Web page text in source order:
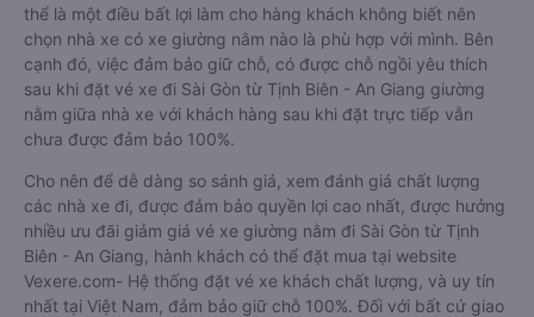
thể là một điều bất lợi làm cho hàng khách không biết nên
chọn nhà xe có xe giường nằm nào là phù hợp với mình. Bên
cạnh đó, việc đảm bảo giữ chỗ, có được chỗ ngồi yêu thích
sau khi đặt vé xe đi Sài Gòn từ Tịnh Biên - An Giang giường
nằm giữa nhà xe với khách hàng sau khi đặt trực tiếp vẫn
chưa được đảm bảo 100%.
Cho nên để dễ dàng so sánh giá, xem đánh giá chất lượng
các nhà xe đi, được đảm bảo quyền lợi cao nhất, được hưởng
nhiều ưu đãi giảm giá vé xe giường nằm đi Sài Gòn từ Tịnh
Biên - An Giang, hành khách có thể đặt mua tại website
Vexere.com- Hệ thống đặt vé xe khách chất lượng, và uy tín
nhất tại Việt Nam, đảm bảo giữ chỗ 100%. Đối với bất cứ giao